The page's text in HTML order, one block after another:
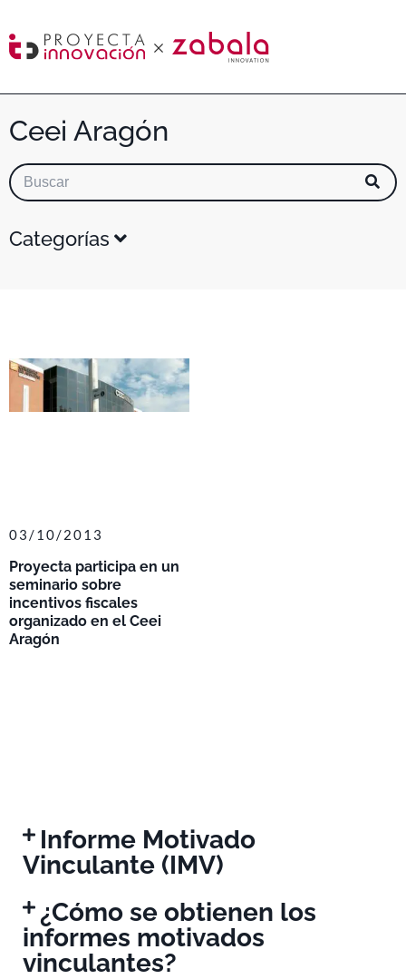
Ceei Aragón
Categorías
Proyecta participa en un
seminario sobre
incentivos fiscales
organizado en el Ceei
Aragón
03/10/2013
Informe Motivado
Vinculante (IMV)
¿Cómo se obtienen los
informes motivados
vinculantes?